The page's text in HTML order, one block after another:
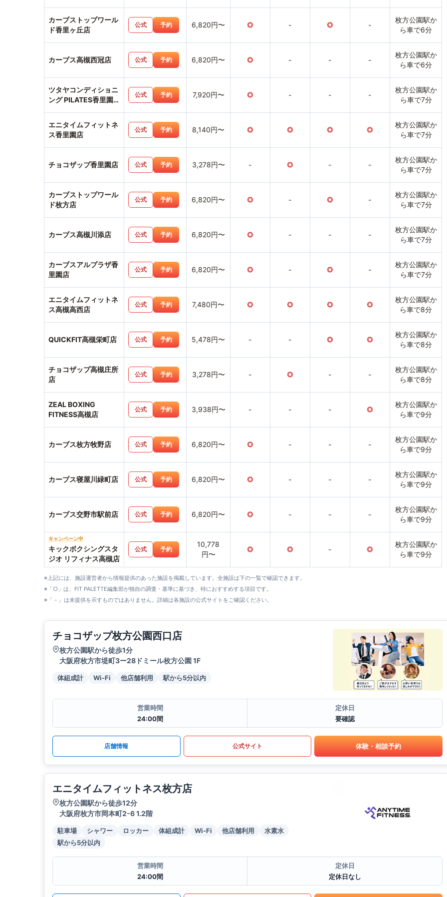
カーブストップワール
ド香里ヶ丘店
公式 予約 6,820円〜 ○ - ○ -
枚方公園駅か
ら車で6分
カーブス高槻西冠店 公式 予約 6,820円〜 ○ - - -
枚方公園駅か
ら車で6分
ツタヤコンディショニ
ング PILATES香里園
公式 予約 7,920円〜 ○ - - -
枚方公園駅か
ら車で7分
エニタイムフィットネ
ス香里園店
公式 予約 8,140円〜 ○ ○ ○ ○
枚方公園駅か
ら車で7分
チョコザップ香里園店 公式 予約 3,278円〜 - ○ - -
枚方公園駅か
ら車で7分
カーブストップワール
ド枚方店
公式 予約 6,820円〜 ○ - ○ -
枚方公園駅か
ら車で7分
カーブス高槻川添店 公式 予約 6,820円〜 ○ - - -
枚方公園駅か
ら車で7分
カーブスアルプラザ香
里園店
公式 予約 6,820円〜 ○ - ○ -
枚方公園駅か
ら車で7分
エニタイムフィットネ
ス高槻高西店
公式 予約 7,480円〜 ○ ○ ○ ○
枚方公園駅か
ら車で8分
QUICKFIT高槻栄町店 公式 予約 5,478円〜 - - ○ ○
枚方公園駅か
ら車で8分
チョコザップ高槻庄所
店
公式 予約 3,278円〜 - ○ - -
枚方公園駅か
ら車で8分
ZEAL BOXING
FITNESS高槻店
公式 予約 3,938円〜 - - - ○
枚方公園駅か
ら車で9分
カーブス枚方牧野店 公式 予約 6,820円〜 ○ - - -
枚方公園駅か
ら車で9分
カーブス寝屋川緑町店 公式 予約 6,820円〜 ○ - - -
枚方公園駅か
ら車で9分
カーブス交野市駅前店 公式 予約 6,820円〜 ○ - - -
枚方公園駅か
ら車で9分
キャンペーン中
キックボクシングスタ
ジオ リフィナス高槻店
公式 予約
10,778
円〜
○ ○ - ○
枚方公園駅か
ら車で9分
※上記には、施設運営者から情報提供のあった施設を掲載しています。全施設は下の一覧で確認できます。
※「○」は、FIT PALETTE編集部が独自の調査・基準に基づき、特におすすめする項目です。
※「－」は未提供を示すものではありません。詳細は各施設の公式サイトをご確認ください。
チョコザップ枚方公園西口店
枚方公園駅から徒歩1分
大阪府枚方市堤町3ー28ドミール枚方公園 1F
体組成計 Wi-Fi 他店舗利用 駅から5分以内
営業時間
24:00間
定休日
要確認
店舗情報 公式サイト 体験・相談予約
エニタイムフィットネス枚方店
枚方公園駅から徒歩12分
大阪府枚方市岡本町2-6 1.2階
駐車場 シャワー ロッカー 体組成計 Wi-Fi 他店舗利用
水素水
駅から5分以内
営業時間
24:00間
定休日
定休日なし